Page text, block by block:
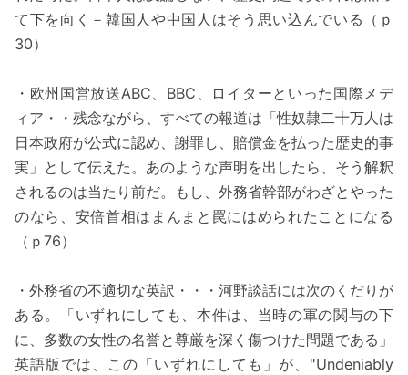
て下を向く－韓国人や中国人はそう思い込んでいる（ｐ
30）
・欧州国営放送ABC、BBC、ロイターといった国際メデ
ィア・・残念ながら、すべての報道は「性奴隷二十万人は
日本政府が公式に認め、謝罪し、賠償金を払った歴史的事
実」として伝えた。あのような声明を出したら、そう解釈
されるのは当たり前だ。もし、外務省幹部がわざとやった
のなら、安倍首相はまんまと罠にはめられたことになる
（ｐ76）
・外務省の不適切な英訳・・・河野談話には次のくだりが
ある。「いずれにしても、本件は、当時の軍の関与の下
に、多数の女性の名誉と尊厳を深く傷つけた問題である」
英語版では、この「いずれにしても」が、"Undeniably